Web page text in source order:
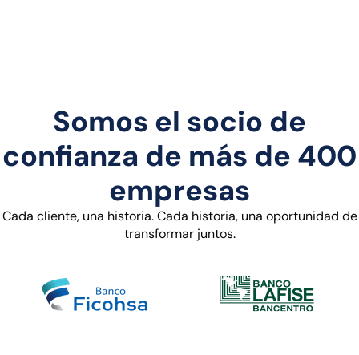
Somos el socio de
confianza de más de 400
empresas
Cada cliente, una historia. Cada historia, una oportunidad de
transformar juntos.